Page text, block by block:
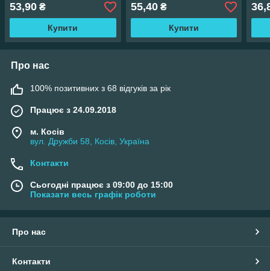
53,90 ₴
Купити
55,40₴
Купити
Про нас
100% позитивних з 68 відгуків за рік
Працює з 24.09.2018
м. Косів
вул. Дружби 58, Косів, Україна
Контакти
Сьогодні працює з 09:00 до 15:00
Показати весь графік роботи
Про нас
Контакти